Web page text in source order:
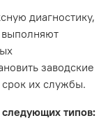
случаи:
который
свечи зажигания
диагностику,
заводские
их службы.
типов: